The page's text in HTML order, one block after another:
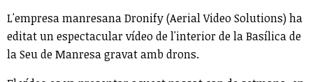
L'empresa manresana Dronify (Aerial Video Solutions) ha
editat un espectacular vídeo de l'interior de la Basílica de
la Seu de Manresa gravat amb drons.